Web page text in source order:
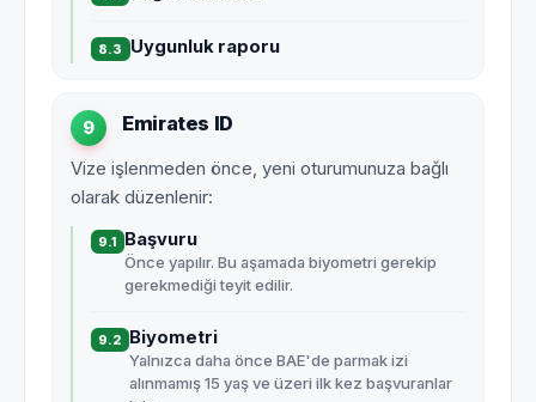
8.3 Uygunluk raporu
9 Emirates ID
Vize işlenmeden önce, yeni oturumunuza bağlı
olarak düzenlenir:
9.1 Başvuru
Önce yapılır. Bu aşamada biyometri gerekip
gerekmediği teyit edilir.
9.2 Biyometri
Yalnızca daha önce BAE'de parmak izi
alınmamış 15 yaş ve üzeri ilk kez başvuranlar